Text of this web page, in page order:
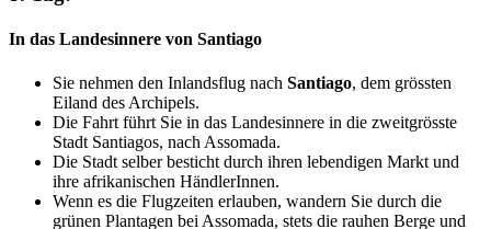
In das Landesinnere von Santiago
Sie nehmen den Inlandsflug nach Santiago, dem grössten
Eiland des Archipels.
Die Fahrt führt Sie in das Landesinnere in die zweitgrösste
Stadt Santiagos, nach Assomada.
Die Stadt selber besticht durch ihren lebendigen Markt und
ihre afrikanischen HändlerInnen.
Wenn es die Flugzeiten erlauben, wandern Sie durch die
grünen Plantagen bei Assomada, stets die rauhen Berge und